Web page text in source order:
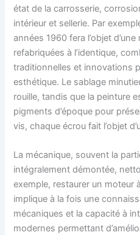
état de la carrosserie,
intérieur et sellerie. Par
années 1960 fera l’objet
refabriquées à l’identique,
traditionnelles et innovations
esthétique. Le sablage
rouille, tandis que la peinture
pigments d’époque pour
vis, chaque écrou fait l’objet
La mécanique, souvent la
intégralement démontée,
exemple, restaurer un moteur
implique à la fois une
mécaniques et la capacité à
modernes permettant